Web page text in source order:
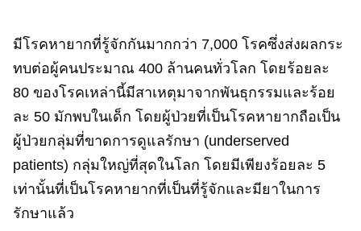
มีโรคหายากที่รู้จักกันมากกว่า 7,000 โรคซึ่งส่งผลกระ
ทบต่อผู้คนประมาณ 400 ล้านคนทั่วโลก โดยร้อยละ
80 ของโรคเหล่านี้มีสาเหตุมาจากพันธุกรรมและร้อย
ละ 50 มักพบในเด็ก โดยผู้ป่วยที่เป็นโรคหายากถือเป็น
ผู้ป่วยกลุ่มที่ขาดการดูแลรักษา (underserved
patients) กลุ่มใหญ่ที่สุดในโลก โดยมีเพียงร้อยละ 5
เท่านั้นที่เป็นโรคหายากที่เป็นที่รู้จักและมียาในการ
รักษาแล้ว